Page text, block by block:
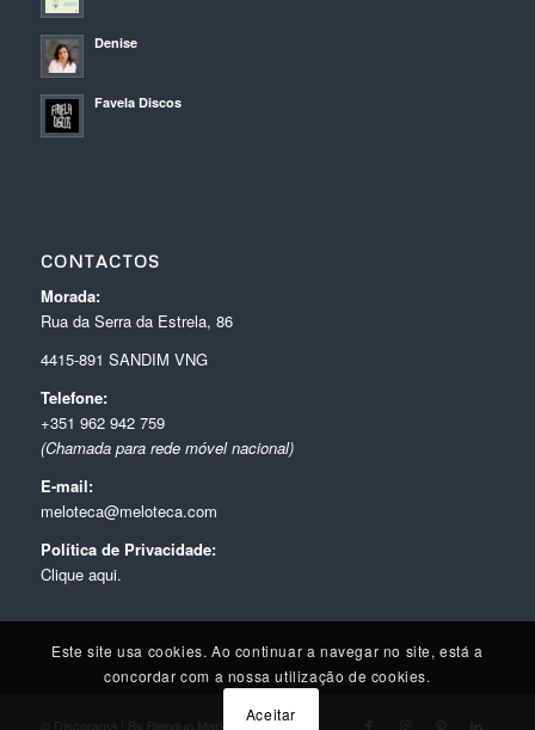
Denise
Favela Discos
CONTACTOS
Morada:
Rua da Serra da Estrela, 86
4415-891 SANDIM VNG
Telefone:
+351 962 942 759
(Chamada para rede móvel nacional)
E-mail:
meloteca@meloteca.com
Política de Privacidade:
Clique aqui.
© Discorama | By Blendup Marketing Digital
Este site usa cookies. Ao continuar a navegar no site, está a
concordar com a nossa utilização de cookies.
Aceitar